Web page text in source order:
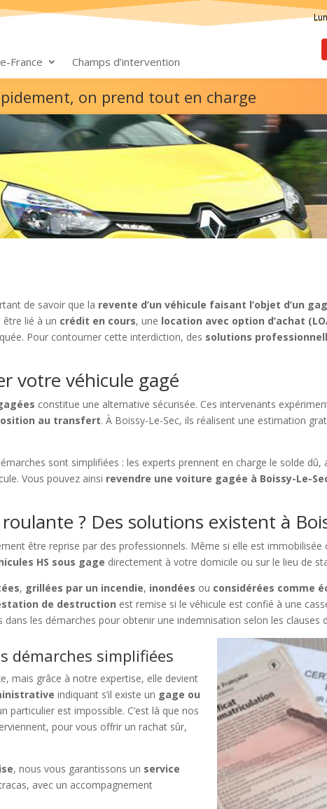
France Champs d’intervention
on prend tout en charge
de savoir que la revente d’un véhicule faisant l’objet d’un
être lié à un crédit en cours, une location avec option d’achat
Pour contourner cette interdiction, des solutions
votre véhicule gagé
constitue une alternative sécurisée. Ces intervenants
au transfert. À Boissy-Le-Sec, ils réalisent une estimation
sont simplifiées : les experts prennent en charge le solde dû,
Vous pouvez ainsi revendre une voiture gagée à Boissy-Le-
? Des solutions existent à
être reprise par des professionnels. Même si elle est immobilisée
HS sous gage directement à votre domicile ou sur le lieu de
, grillées par un incendie, inondées ou considérées comme
de destruction est remise si le véhicule est confié à une
les démarches pour obtenir une indemnisation selon les clauses
démarches simplifiées
mais grâce à notre expertise, elle devient
indiquant s’il existe un gage ou
particulier est impossible. C’est là que nos
pour vous offrir un rachat sûr,
, nous vous garantissons un service
avec un accompagnement